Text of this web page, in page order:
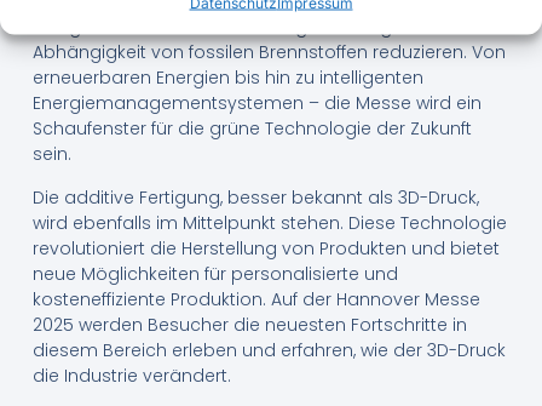
Abhängigkeit von fossilen Brennstoffen reduzieren. Von
erneuerbaren Energien bis hin zu intelligenten
Energiemanagementsystemen – die Messe wird ein
Schaufenster für die grüne Technologie der Zukunft
sein.
Die additive Fertigung, besser bekannt als 3D-Druck,
wird ebenfalls im Mittelpunkt stehen. Diese Technologie
revolutioniert die Herstellung von Produkten und bietet
neue Möglichkeiten für personalisierte und
kosteneffiziente Produktion. Auf der Hannover Messe
2025 werden Besucher die neuesten Fortschritte in
diesem Bereich erleben und erfahren, wie der 3D-Druck
die Industrie verändert.